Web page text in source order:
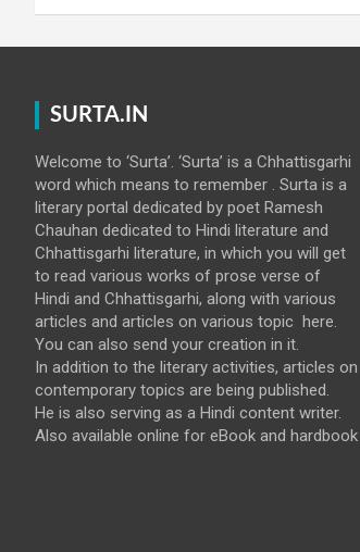
SURTA.IN
Welcome to ‘Surta’. ‘Surta’ is a Chhattisgarhi
word which means to remember . Surta is a
literary portal dedicated by poet Ramesh
Chauhan dedicated to Hindi literature and
Chhattisgarhi literature, in which you will get
to read various works of prose verse of
Hindi and Chhattisgarhi, along with various
articles and articles on various topic here.
You can also send your creation in it.
In addition to the literary activities, articles on
contemporary topics are being published.
He is also serving as a Hindi content writer.
Also available online for eBook and hardbook